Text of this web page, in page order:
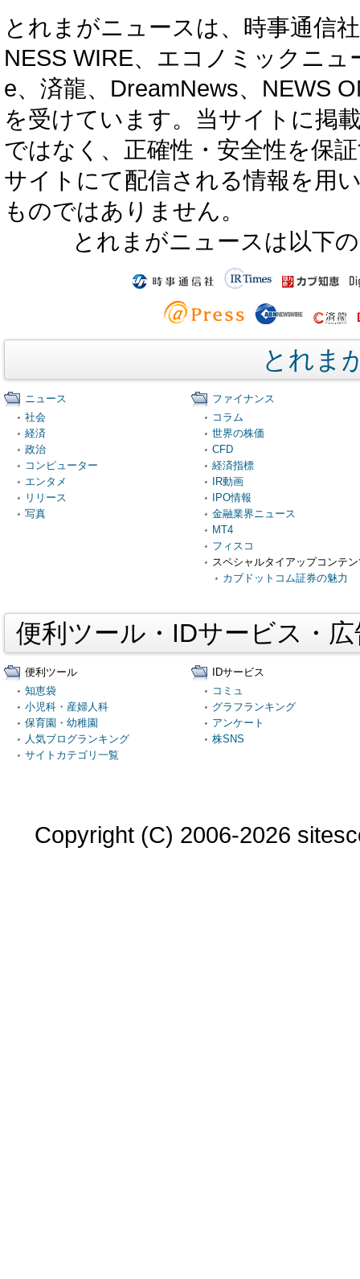
とれまがニュースは、時事通信
NESS WIRE、エコノミックニ
e、済龍、DreamNews、NEWS
を受けています。当サイトに掲
ではなく、正確性・安全性を保
サイトにて配信される情報を用
ものではありません。
とれまがニュースは以下
とれま
ニュース
社会
経済
政治
コンピューター
エンタメ
リリース
写真
ファイナンス
コラム
世界の株価
CFD
経済指標
IR動画
IPO情報
金融業界ニュース
MT4
フィスコ
スペシャルタイアップコンテ
カブドットコム証券の魅力
便利ツール・IDサービス・
便利ツール
知恵袋
小児科・産婦人科
保育園・幼稚園
人気ブログランキング
サイトカテゴリ一覧
IDサービス
コミュ
グラフランキング
アンケート
株SNS
Copyright (C) 2006-2026